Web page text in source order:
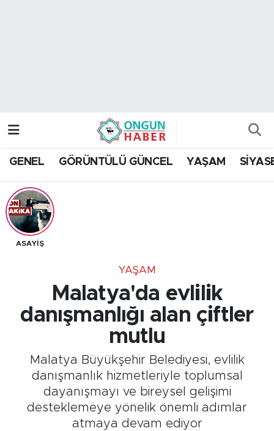
GENEL GÖRÜNTÜLÜ GÜNCEL YAŞAM
ASAYİŞ
YAŞAM
Malatya'da evlilik
danışmanlığı alan çiftler
mutlu
Malatya Büyükşehir Belediyesi, evlilik
danışmanlık hizmetleriyle toplumsal
dayanışmayı ve bireysel gelişimi
desteklemeye yönelik önemli adımlar
atmaya devam ediyor
Trafik Durumu
Tüm Manşetler
Son Dakika Haberleri